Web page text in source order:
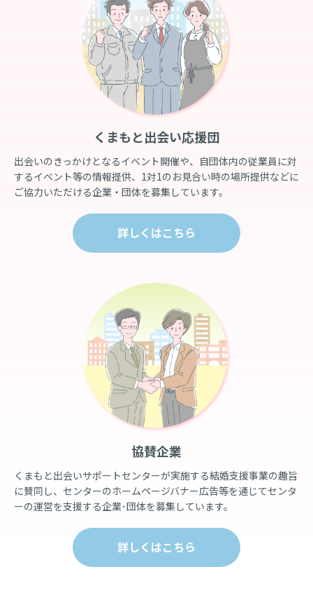
くまもと出会い応援団
出会いのきっかけとなるイベント開催や、自団体内の従業員に対
するイベント等の情報提供、1対1のお見合い時の場所提供などに
ご協力いただける企業・団体を募集しています。
詳しくはこちら
協賛企業
くまもと出会いサポートセンターが実施する結婚支援事業の趣旨
に賛同し、センターのホームページバナー広告等を通じてセンタ
ーの運営を支援する企業･団体を募集しています。
詳しくはこちら